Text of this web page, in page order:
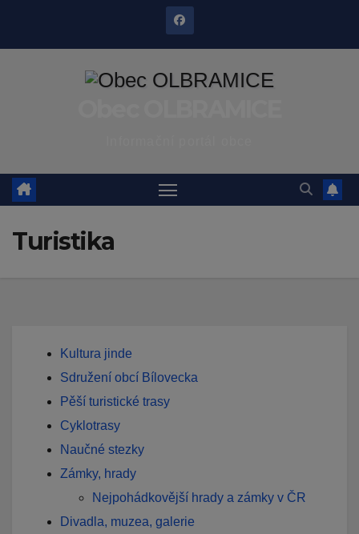
Turistika
Kultura jinde
Sdružení obcí Bílovecka
Pěší turistické trasy
Cyklotrasy
Naučné stezky
Zámky, hrady
Nejpohádkovější hrady a zámky v ČR
Divadla, muzea, galerie